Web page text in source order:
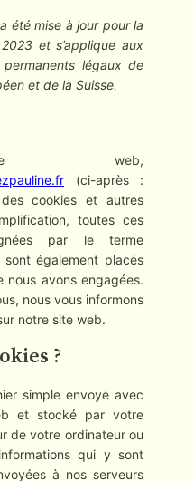
été mise à jour pour la
et s’applique aux
légaux de
et de la Suisse.
web,
(ci-après :
cookies et autres
toutes ces
par le terme
également placés
avons engagées.
nous vous informons
notre site web.
?
simple envoyé avec
et stocké par votre
de votre ordinateur ou
qui y sont
à nos serveurs